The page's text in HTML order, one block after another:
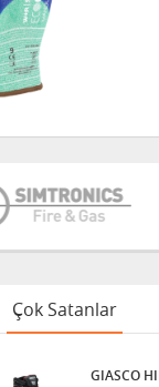
Çok Satanlar
GIASCO